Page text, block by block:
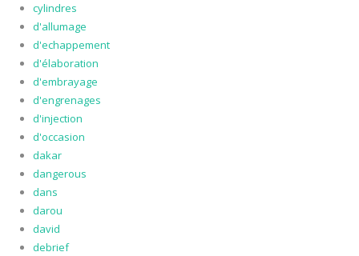
cylindres
d'allumage
d'echappement
d'élaboration
d'embrayage
d'engrenages
d'injection
d'occasion
dakar
dangerous
dans
darou
david
debrief